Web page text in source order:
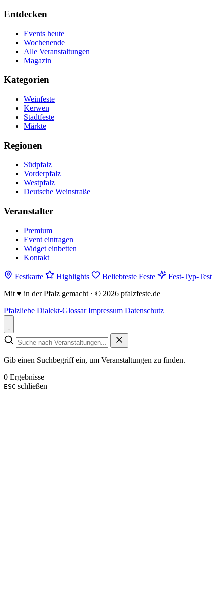
Entdecken
Events heute
Wochenende
Alle Veranstaltungen
Magazin
Kategorien
Weinfeste
Kerwen
Stadtfeste
Märkte
Regionen
Südpfalz
Vorderpfalz
Westpfalz
Deutsche Weinstraße
Veranstalter
Premium
Event eintragen
Widget einbetten
Kontakt
Festkarte Highlights Beliebteste Feste
Fest-Typ-Test
Mit ♥ in der Pfalz gemacht · © 2026 pfalzfeste.de
Pfalzliebe Dialekt-Glossar Impressum Datenschutz
Gib einen Suchbegriff ein, um Veranstaltungen zu finden.
0 Ergebnisse
ESC schließen